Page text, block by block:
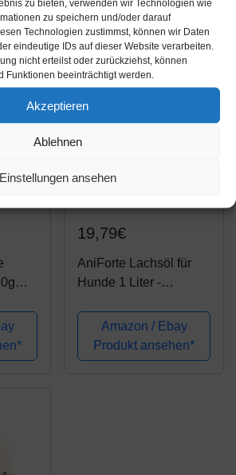
zu bieten, verwenden wir Technologien wie
zu speichern und/oder darauf
Technologien zustimmst, können wir Daten
eindeutige IDs auf dieser Website verarbeiten.
nicht erteilst oder zurückziehst, können
Funktionen beeinträchtigt werden.
Akzeptieren
Ablehnen
Einstellungen ansehen
kräftige Haut - reich an
B-Vitaminen,
Mineralien &
Spurenelementen...
19,79€
AniForte Lachsöl für
Hunde 1 Liter -
Omega 3 und Omega 6
Fettsäuren, Premium
Fischöl für Welpen,
Amazon / Ebay
Produkt ansehen*